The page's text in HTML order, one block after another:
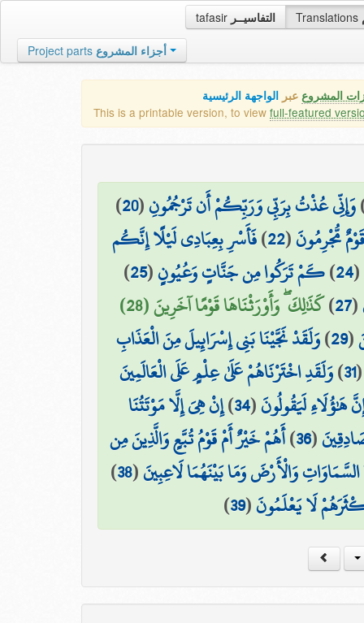
tafasir التفاسيــر Translations
Project parts أجزاء المشروع
المشروع عبر الواجهة الرئيسية
This is a printable version, to view full-featured
وَإِنِّي عُذْتُ بِرَبِّي وَرَبِّكُمْ أَن تَرْجُمُونِ(
20
)
مُّجْرِمُونَ(
22
)فَأَسْرِ بِعِبَادِي لَيْلًا إِنَّكُم
(
24
)كَمْ تَرَكُوا مِن جَنَّاتٍ وَعُيُونٍ(
25
)
(
27
)كَذَٰلِكَ ۖ وَأَوْرَثْنَاهَا قَوْمًا آخَرِينَ (28)
(
29
)وَلَقَدْ نَجَّيْنَا بَنِي إِسْرَائِيلَ مِنَ الْعَذَابِ
31
)وَلَقَدِ اخْتَرْنَاهُمْ عَلَىٰ عِلْمٍ عَلَى الْعَالَمِينَ
هَٰؤُلَاءِ لَيَقُولُونَ(
34
)إِنْ هِيَ إِلَّا مَوْتَتُنَا
(
36
)أَهُمْ خَيْرٌ أَمْ قَوْمُ تُبَّعٍ وَالَّذِينَ مِن
وَالْأَرْضَ وَمَا بَيْنَهُمَا لَاعِبِينَ(
38
)
لَا يَعْلَمُونَ(
39
)